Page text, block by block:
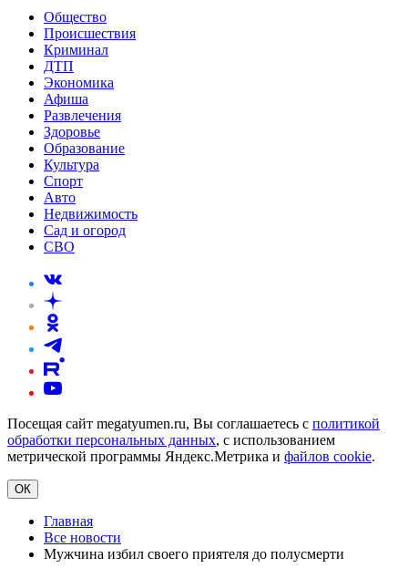
Общество
Происшествия
Криминал
ДТП
Экономика
Афиша
Развлечения
Здоровье
Образование
Культура
Спорт
Авто
Недвижимость
Сад и огород
СВО
Посещая сайт megatyumen.ru, Вы соглашаетесь с политикой
обработки персональных данных, с использованием
метрической программы Яндекс.Метрика и файлов cookie.
ОК
Главная
Все новости
Мужчина избил своего приятеля до полусмерти